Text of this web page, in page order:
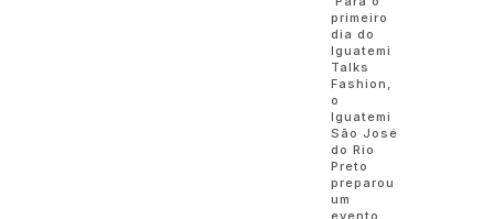
primeiro
dia do
Iguatemi
Talks
Fashion,
o
Iguatemi
São José
do Rio
Preto
preparou
um
evento